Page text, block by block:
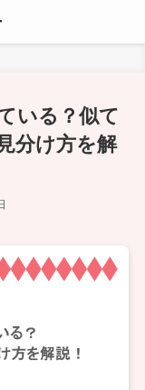
いる？似て
分け方を解